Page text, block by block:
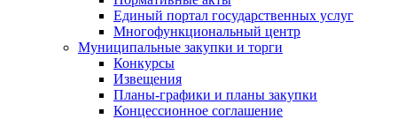
Единый портал государственных услуг
Многофункциональный центр
Муниципальные закупки и торги
Конкурсы
Извещения
Планы-графики и планы закупки
Концессионное соглашение